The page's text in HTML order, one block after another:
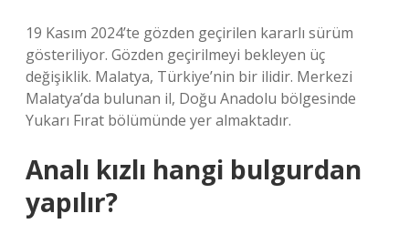
19 Kasım 2024’te gözden geçirilen kararlı sürüm
gösteriliyor. Gözden geçirilmeyi bekleyen üç
değişiklik. Malatya, Türkiye’nin bir ilidir. Merkezi
Malatya’da bulunan il, Doğu Anadolu bölgesinde
Yukarı Fırat bölümünde yer almaktadır.
Analı kızlı hangi bulgurdan
yapılır?